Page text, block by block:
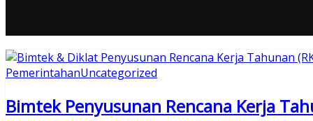
PemerintahanUncategorized
Bimtek Penyusunan Rencana Kerja